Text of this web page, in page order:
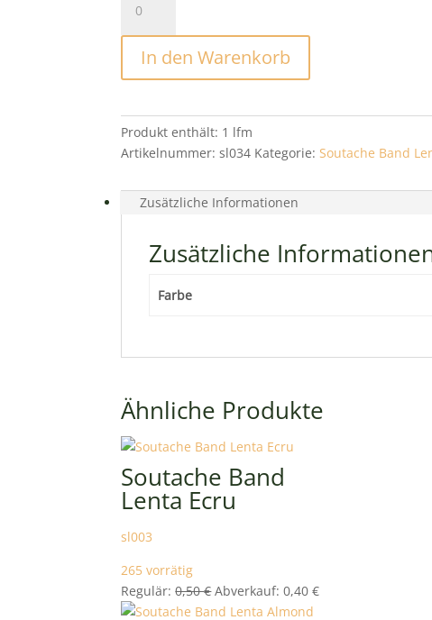
Band
Lenta
Light
Khaki
In den Warenkorb
Produkt enthält: 1 lfm
Artikelnummer:sl034 Kategorie:Soutache Band
Zusätzliche Informationen
Zusätzliche
Farbe
Ähnliche Produkte
Soutache Band
Lenta Ecru
sl003
265 vorrätig
Regulär: 0,50€Ursprünglicher
Preis
Abverkauf: 0,40€Aktueller